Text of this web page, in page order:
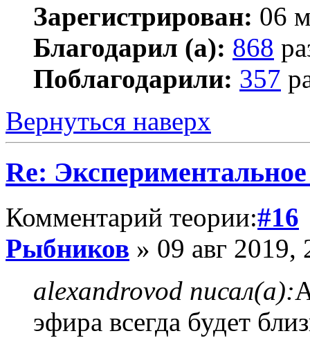
Зарегистрирован: 06
Благодарил (а): 868
Поблагодарили: 357
Вернуться наверх
Re:
Комментарий теории:#16
Рыбников » 09 авг 2019,
alexandrovod писал(а):
эфира всегда будет